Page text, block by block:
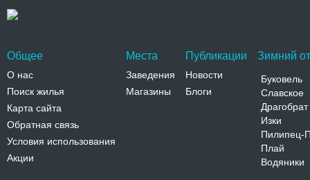
Общее
О нас
Поиск жилья
Карта сайта
Обратная связь
Условия использования
Акции
Места
Заведения
Магазины
Публикации
Новости
Блоги
Зимний
Буковель
Славское
Драгобрат
Изки
Пилипец-
Плай
Водяники